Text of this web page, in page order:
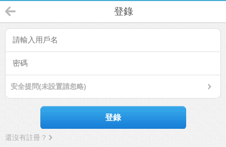
登錄
安全提問(未設置請忽略)
登錄
還沒有註冊？